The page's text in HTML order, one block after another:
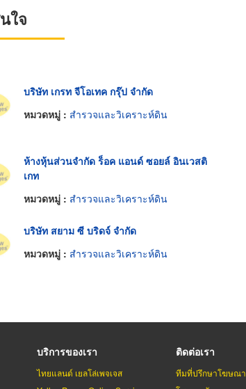
ใจ
บริษัท เกรท จีโอเทค กรุ๊ป จำกัด
หมวดหมู่ : สำรวจและวิเคราะห์ดิน
ห้างหุ้นส่วนจำกัด ร็อค แอนด์ ซอยล์ อินเวสติ
เกท
หมวดหมู่ : สำรวจและวิเคราะห์ดิน
บริษัท สยาม ซี บริดจ์ จำกัด
หมวดหมู่ : สำรวจและวิเคราะห์ดิน
บริการของเรา
ไทยแลนด์ เยลโล่เพจเจส
ติดต่อเรา
ทีมที่ปรึกษาโฆษณา